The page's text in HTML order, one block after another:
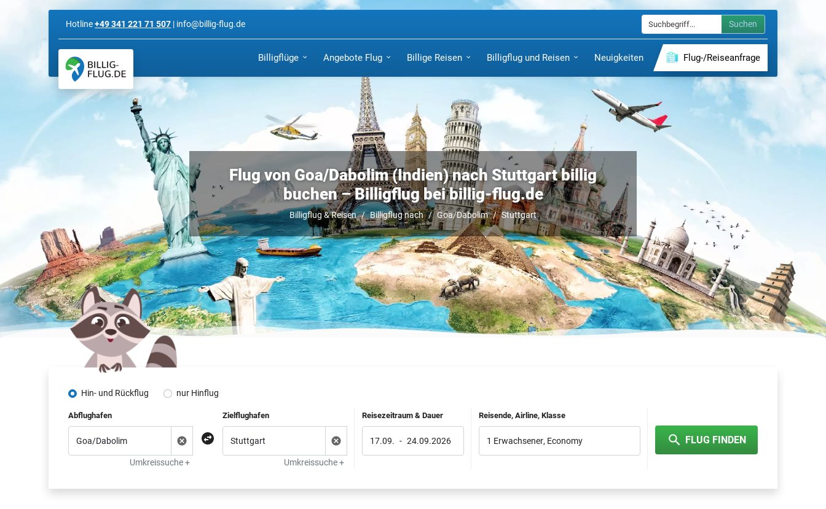
Hotline+49 341 221 71 507 | info@billig-flug.de Suchen
Billigflüge Angebote Flug Billige Reisen Billigflug und Reisen Neuigkeiten Flug-/Reiseanfrage
Flug von Goa/Dabolim (Indien) nach Stuttgart billig
buchen – Billigflug bei billig-flug.de
Billigflug & Reisen Billigflug nach Goa/Dabolim Stuttgart
Hin- und Rückflug nur Hinflug
Abflughafen
Umkreissuche +
Zielflughafen
Umkreissuche +
Reisezeitraum & Dauer
17.09. - 24.09.2026
Reisende, Airline, Klasse
1 Erwachsener, Economy FLUG FINDEN